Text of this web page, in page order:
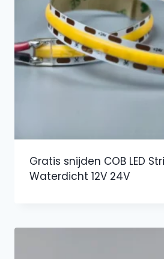
Gratis snijden COB LED
Waterdicht 12V 24V